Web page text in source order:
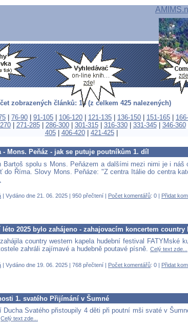
zobrazených článků: 15 (z celkem 425 nalezených)
76-90 91-105 106-120 121-135 136-150 151-165
| 271-285| 286-300| 301-315| 316-330| 331-345| 346-360|
405| 406-420| 421-425|
Mons. Peňáz - jak se putuje poutníkům 1. díl
Bartoš spolu s Mons. Peňázem a dalšími mezi nimi je i náš
do Říma. Slovy Mons. Peňáze: "Z centra Itálie do centra
| Vydáno dne 21. 06. 2025 | 950 přečtení | Počet komentářů: 0 | Přidat
léto 2025 bylo zahájeno - zahajovacím koncertem country
country western kapela hudební festival FATYMské
zahráli zajímavé a hudebně poutavé písně. Celý text zde...
| Vydáno dne 19. 06. 2025 | 768 přečtení | Počet komentářů: 0 | Přidat
1. svatého Přijímání v Šumné
Ducha Svatého přistoupily 4 děti při poutní mši svaté v
Celý text zde...